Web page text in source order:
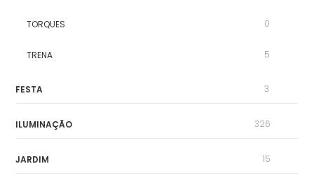
TORQUES 0
TRENA 5
FESTA 3
ILUMINAÇÃO 326
JARDIM 15